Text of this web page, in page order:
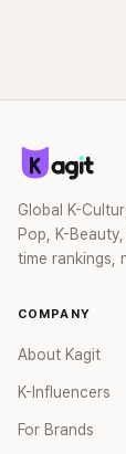
Global K-
Pop, K-
time rankings,
COMPANY
About Kagit
K-Influencers
For Brands